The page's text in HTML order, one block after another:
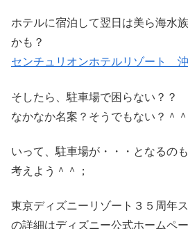
ホテルに宿泊して翌日は美ら海水
かも？
センチュリオンホテルリゾート
そしたら、駐車場で困らない？？
なかなか名案？そうでもない？＾＾
いって、駐車場が・・・となるの
考えよう＾＾；
東京ディズニーリゾート３５周年
の詳細はディズニー公式ホームペ